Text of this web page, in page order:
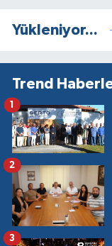
Yükleniyor...
Trend
1
2
3